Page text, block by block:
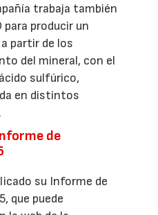
trabaja también
producir un
partir de los
del mineral, con el
sulfúrico,
en distintos
de
su Informe de
que puede